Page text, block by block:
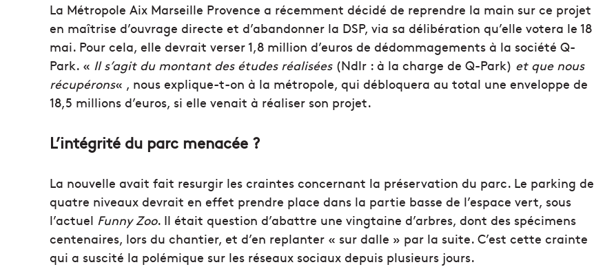
La Métropole Aix Marseille Provence a récemment décidé de reprendre la main sur ce projet
en maîtrise d’ouvrage directe et d’abandonner la DSP, via sa délibération qu’elle votera le 18
mai. Pour cela, elle devrait verser 1,8 million d’euros de dédommagements à la société Q-
Park. « Il s’agit du montant des études réalisées (Ndlr : à la charge de Q-Park) et que nous
récupérons« , nous explique-t-on à la métropole, qui débloquera au total une enveloppe de
18,5 millions d’euros, si elle venait à réaliser son projet.
L’intégrité du parc menacée ?
La nouvelle avait fait resurgir les craintes concernant la préservation du parc. Le parking de
quatre niveaux devrait en effet prendre place dans la partie basse de l’espace vert, sous
l’actuel Funny Zoo. Il était question d’abattre une vingtaine d’arbres, dont des spécimens
centenaires, lors du chantier, et d’en replanter « sur dalle » par la suite. C’est cette crainte
qui a suscité la polémique sur les réseaux sociaux depuis plusieurs jours.